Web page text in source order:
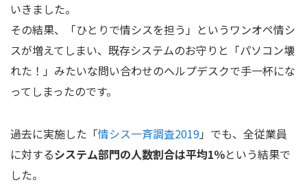
いきました。
その結果、「ひとりで情シスを担う」というワンオペ情シ
スが増えてしまい、既存システムのお守りと「パソコン壊
れた！」みたいな問い合わせのヘルプデスクで手一杯にな
ってしまったのです。
過去に実施した「情シス一斉調査2019」でも、全従業員
に対するシステム部門の人数割合は平均1％という結果で
した。